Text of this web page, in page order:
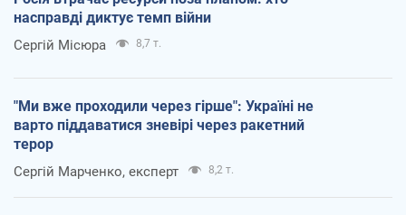
насправді диктує темп війни
Сергій Місюра 8,7 т.
"Ми вже проходили через гірше": Україні не
варто піддаватися зневірі через ракетний
терор
Сергій Марченко, експерт 8,2 т.